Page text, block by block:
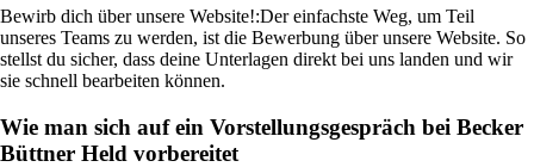
Bewirb dich über unsere Website!:Der einfachste Weg, um Teil
unseres Teams zu werden, ist die Bewerbung über unsere Website. So
stellst du sicher, dass deine Unterlagen direkt bei uns landen und wir
sie schnell bearbeiten können.
Wie man sich auf ein Vorstellungsgespräch bei Becker
Büttner Held vorbereitet